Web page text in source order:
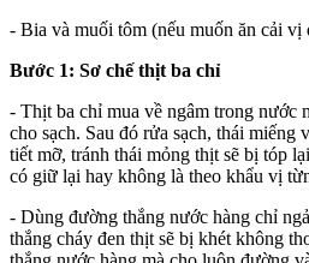
- Bia và muối tôm (nếu muốn ăn cải vị
Bước 1: Sơ chế thịt ba chỉ
- Thịt ba chỉ mua về ngâm trong nước
cho sạch. Sau đó rửa sạch, thái miếng
tiết mỡ, tránh thái mỏng thịt sẽ bị tóp
có giữ lại hay không là theo khẩu vị
- Dùng đường thắng nước hàng chỉ
thắng cháy đen thịt sẽ bị khét không